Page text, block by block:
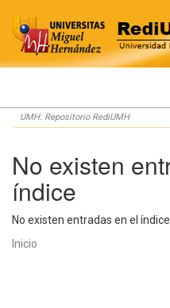
Skip
navigation
UMH: Repositorio RediUMH
No existen
índice
No existen entradas en el
Inicio